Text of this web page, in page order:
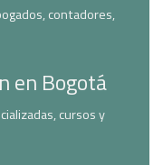
contadores,
en Bogotá
cursos y